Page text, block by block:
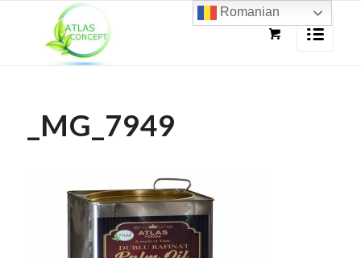
_MG_7949
Romanian